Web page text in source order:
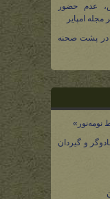
عدم حضور
امپایر
در پشت صحنه
و گیردان